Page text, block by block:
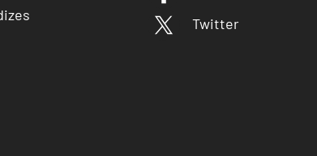
Twitter